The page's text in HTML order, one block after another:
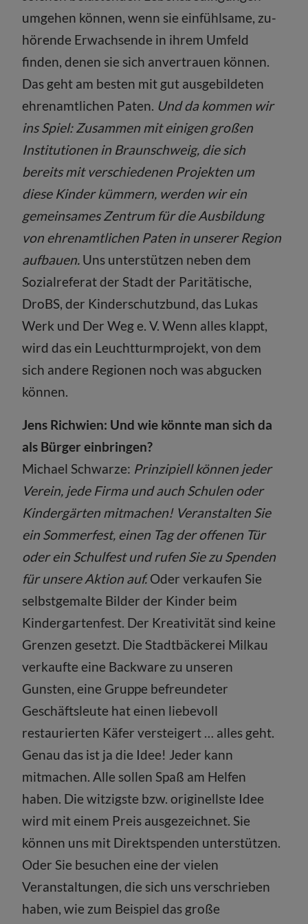
umgehen können, wenn sie einfühlsame, zu­
hörende Erwachsende in ihrem Umfeld
finden, denen sie sich anvertrauen können.
Das geht am besten mit gut ausgebildeten
ehrenamtlichen Paten. Und da kommen wir
ins Spiel: Zusammen mit einigen großen
Institutionen in Braunschweig, die sich
bereits mit verschiedenen Projekten um
diese Kinder kümmern, werden wir ein
gemeinsames Zentrum für die Ausbildung
von ehrenamtlichen Paten in unserer Region
aufbauen. Uns unterstützen neben dem
Sozialreferat der Stadt der Paritätische,
DroBS, der Kinderschutzbund, das Lukas
Werk und Der Weg e. V. Wenn alles klappt,
wird das ein Leuchtturmprojekt, von dem
sich andere Regionen noch was abgucken
können.
Jens Richwien: Und wie könnte man sich da
als Bürger einbringen?
Michael Schwarze: Prinzipiell können jeder
Verein, jede Firma und auch Schulen oder
Kindergärten mitmachen! Veranstalten Sie
ein Sommerfest, einen Tag der offenen Tür
oder ein Schulfest und rufen Sie zu Spenden
für unsere Aktion auf.Oder verkaufen Sie
selbstgemalte Bilder der Kinder beim
Kindergartenfest. Der Kreativität sind keine
Grenzen gesetzt. Die Stadtbäckerei Milkau
verkaufte eine Backware zu unseren
Gunsten, eine Gruppe befreundeter
Geschäftsleute hat einen liebevoll
restaurierten Käfer versteigert … alles geht.
Genau das ist ja die Idee! Jeder kann
mitmachen. Alle sollen Spaß am Helfen
haben. Die witzigste bzw. originellste Idee
wird mit einem Preis ausgezeichnet. Sie
können uns mit Direktspenden unterstützen.
Oder Sie besuchen eine der vielen
Veranstaltungen, die sich uns verschrieben
haben, wie zum Beispiel das große